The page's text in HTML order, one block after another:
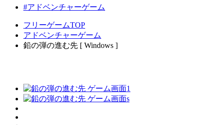
#アドベンチャーゲーム
フリーゲームTOP
アドベンチャーゲーム
鉛の弾の進む先 [ Windows ]